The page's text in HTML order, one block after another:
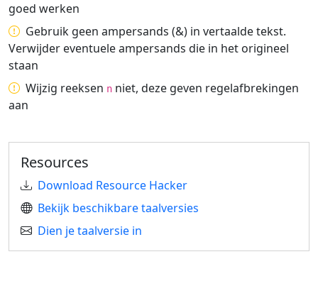
goed werken
Gebruik geen ampersands (&) in vertaalde tekst.
Verwijder eventuele ampersands die in het origineel
staan
Wijzig reeksen n niet, deze geven regelafbrekingen
aan
Resources
Download Resource Hacker
Bekijk beschikbare taalversies
Dien je taalversie in